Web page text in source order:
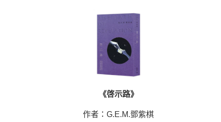
《啓示路》
作者：G.E.M.鄧紫棋